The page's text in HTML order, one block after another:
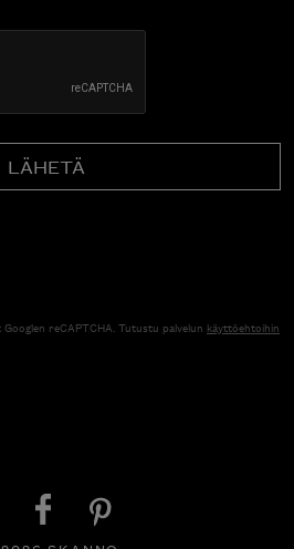
reCAPTCHA. Tutustu palvelun käyttöehtoihin